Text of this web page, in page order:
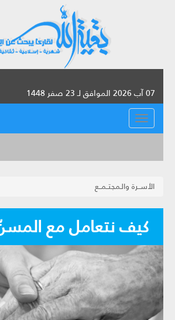
07 آب 2026 الموافق لـ 23 صفر 1448
القائمة
الأســرة والـمجتــمــع
كيف نتعامل مع